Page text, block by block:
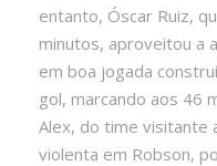
entanto, Óscar Ruiz,
minutos, aproveitou a
em boa jogada
gol, marcando aos 46
Alex, do time visitante
violenta em Robson,